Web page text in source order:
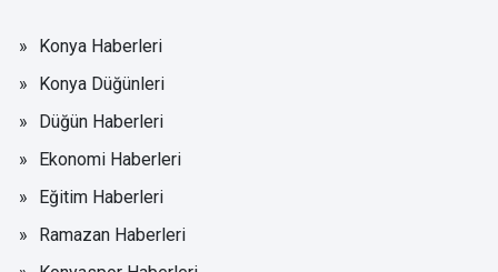
Konya Haberleri
Konya Düğünleri
Düğün Haberleri
Ekonomi Haberleri
Eğitim Haberleri
Ramazan Haberleri